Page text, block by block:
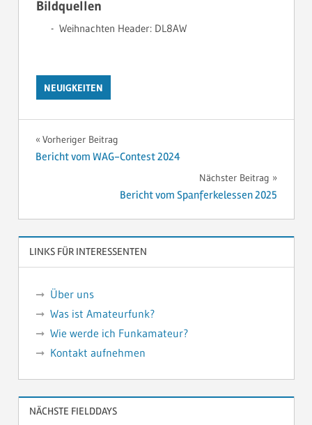
Bildquellen
Weihnachten Header: DL8AW
NEUIGKEITEN
Beitragsnavigation
Vorheriger Beitrag
Bericht vom WAG-Contest 2024
Nächster Beitrag
Bericht vom Spanferkelessen 2025
LINKS FÜR INTERESSENTEN
Über uns
Was ist Amateurfunk?
Wie werde ich Funkamateur?
Kontakt aufnehmen
NÄCHSTE FIELDDAYS